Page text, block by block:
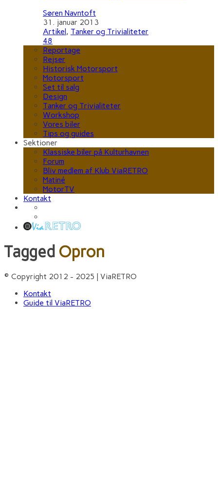
Søren Navntoft
31. januar 2013
Artikel, Tanker og Trivialiteter
48
Reportage
Rejser
Historisk Motorsport
Motorsport
Set til salg
Design
Tanker og Trivialiteter
Workshop
Vores biler
Tips og guides
Sektioner
Klassiske biler på Kulturhavnen
Forum
Bliv medlem af Klub ViaRETRO
Matiné
MotorTV
Kontakt
Tagged Opron
© Copyright 2012 - 2025 | ViaRETRO
Kontakt
Guide til ViaRETRO